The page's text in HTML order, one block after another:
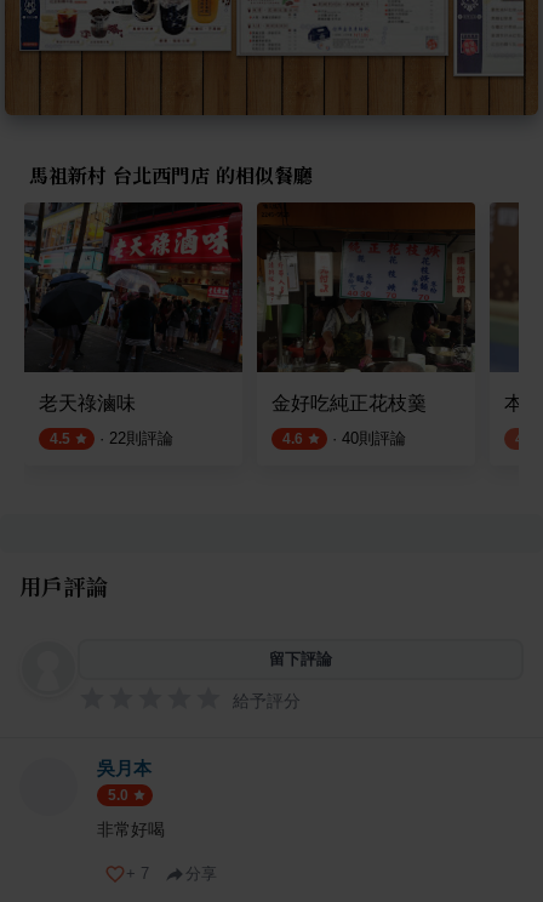
馬祖新村 台北西門店 的相似餐廳
老天祿滷味
4.5 · 22則評論
金好吃純正花枝羹
4.6 · 40則評論
本
4.2
用戶評論
留下評論
給予評分
吳月本
5.0
非常好喝
+ 7 分享